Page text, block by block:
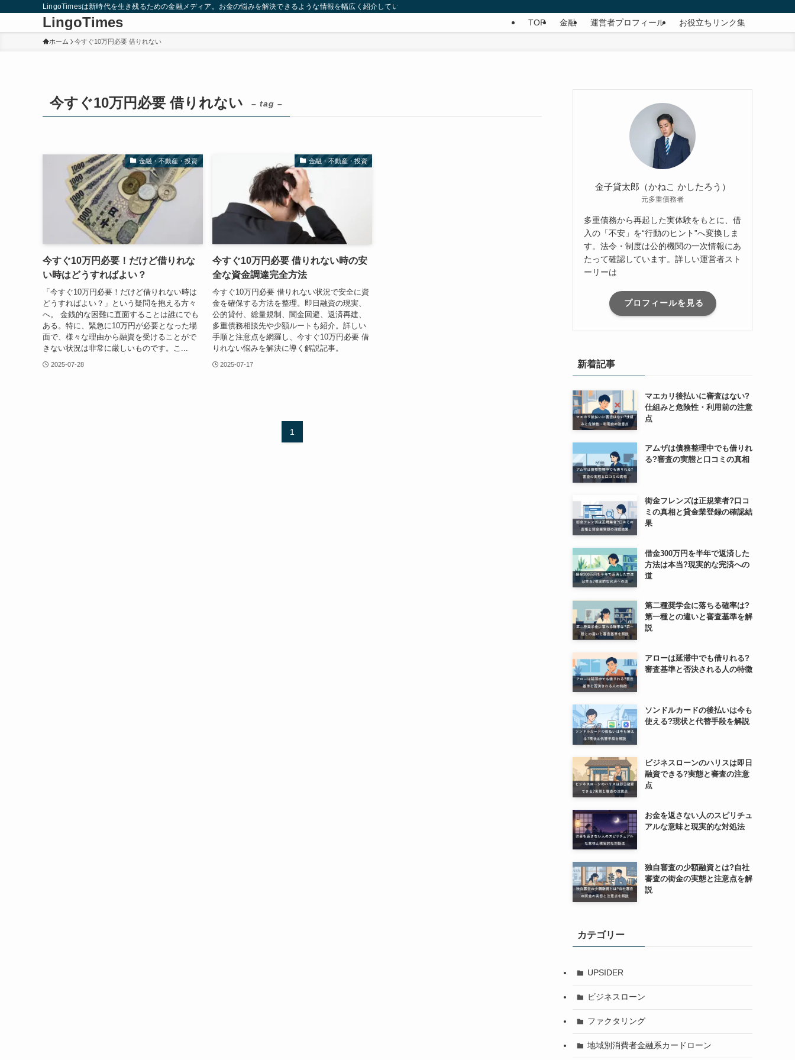
LingoTimesは新時代を生き残るための金融メディア。お金の悩みを解決できるような情報を幅広く紹介していきます。
LingoTimes TOP 金融 運営者プロフィール お役立ちリンク集
ホーム 今すぐ10万円必要 借りれない
今すぐ10万円必要 借りれない – tag –
金融・不動産・投資
今すぐ10万円必要！だけど借りれな
い時はどうすればよい？
「今すぐ10万円必要！だけど借りれない時は
どうすればよい？」という疑問を抱える方々
へ。 金銭的な困難に直面することは誰にでも
ある。特に、緊急に10万円が必要となった場
面で、様々な理由から融資を受けることがで
きない状況は非常に厳しいものです。こ...
2025-07-28
金融・不動産・投資
今すぐ10万円必要 借りれない時の安
全な資金調達完全方法
今すぐ10万円必要 借りれない状況で安全に資
金を確保する方法を整理。即日融資の現実、
公的貸付、総量規制、闇金回避、返済再建、
多重債務相談先や少額ルートも紹介。詳しい
手順と注意点を網羅し、今すぐ10万円必要 借
りれない悩みを解決に導く解説記事。
2025-07-17
1
金子貸太郎（かねこ かしたろう）
元多重債務者
多重債務から再起した実体験をもとに、借
入の「不安」を“行動のヒント”へ変換しま
す。法令・制度は公的機関の一次情報にあ
たって確認しています。詳しい運営者スト
ーリーは
プロフィールを見る
新着記事
マエカリ後払いに審査はない?
仕組みと危険性・利用前の注意
点
アムザは債務整理中でも借りれ
る?審査の実態と口コミの真相
街金フレンズは正規業者?口コ
ミの真相と貸金業登録の確認結
果
借金300万円を半年で返済した
方法は本当?現実的な完済への
道
第二種奨学金に落ちる確率は?
第一種との違いと審査基準を解
説
アローは延滞中でも借りれる?
審査基準と否決される人の特徴
ソンドルカードの後払いは今も
使える?現状と代替手段を解説
ビジネスローンのハリスは即日
融資できる?実態と審査の注意
点
お金を返さない人のスピリチュ
アルな意味と現実的な対処法
独自審査の少額融資とは?自社
審査の街金の実態と注意点を解
説
カテゴリー
UPSIDER
ビジネスローン
ファクタリング
地域別消費者金融系カードローン